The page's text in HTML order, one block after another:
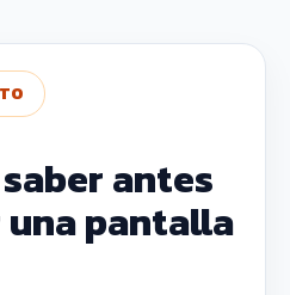
antes
pantalla